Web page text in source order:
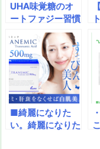
UHA味覚糖のオ
ートファジー習慣
で未来の自分に輝
きを。エイジング
ケアに嬉しいレス
ベラトロールやア
スタキサンチンを
凝縮した次世代サ
プリ。国内製造の
安心感と飲みやす
さで、ポリフェノ
■綺麗になりた
い。綺麗になりた